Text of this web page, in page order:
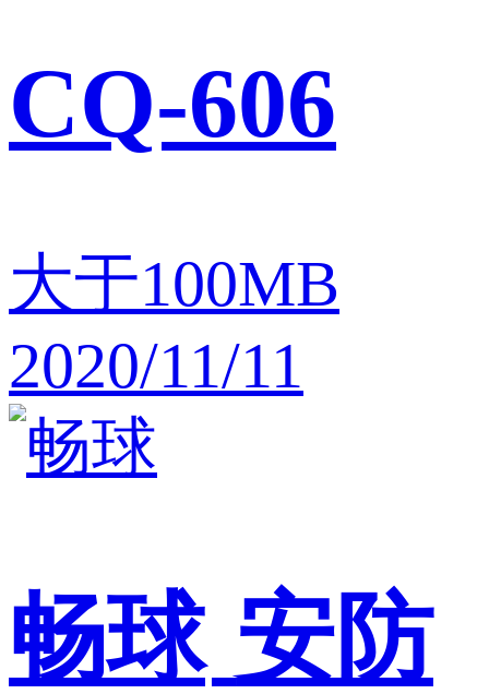
CQ-606
大于100MB
2020/11/11
畅球 安防